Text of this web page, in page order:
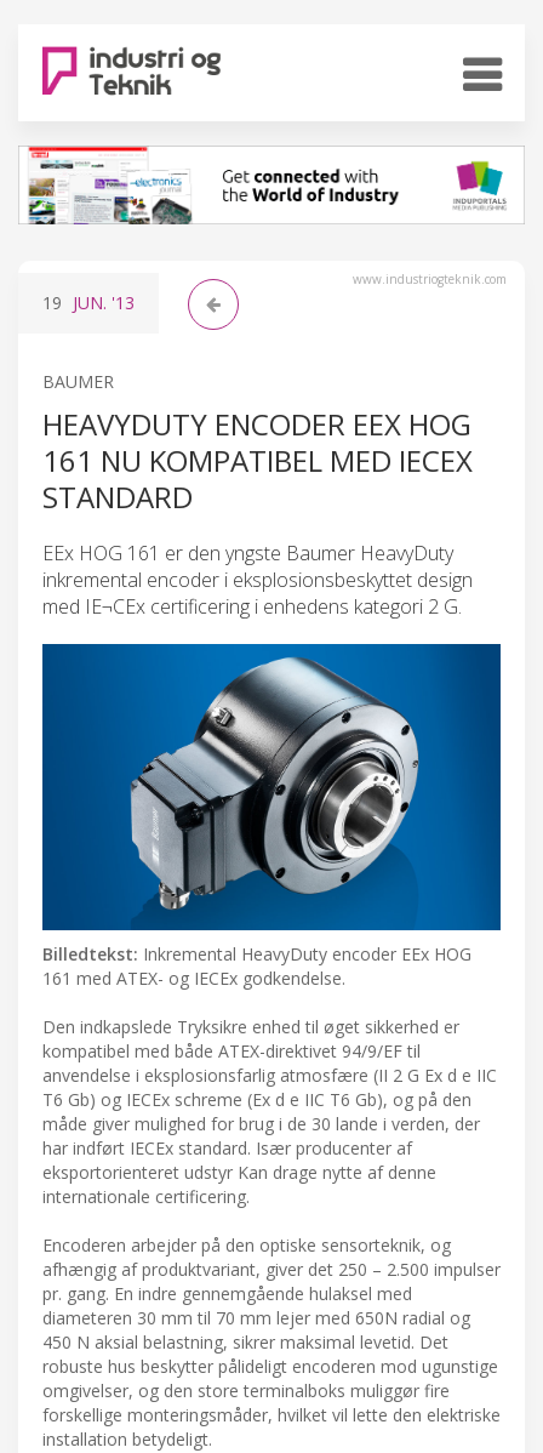
www.industriogteknik.com
19 JUN. '13
BAUMER
HEAVYDUTY ENCODER EEX HOG
161 NU KOMPATIBEL MED IECEX
STANDARD
EEx HOG 161 er den yngste Baumer HeavyDuty
inkremental encoder i eksplosionsbeskyttet design
med IE¬CEx certificering i enhedens kategori 2 G.
Billedtekst: Inkremental HeavyDuty encoder EEx HOG
161 med ATEX- og IECEx godkendelse.
Den indkapslede Tryksikre enhed til øget sikkerhed er
kompatibel med både ATEX-direktivet 94/9/EF til
anvendelse i eksplosionsfarlig atmosfære (II 2 G Ex d e IIC
T6 Gb) og IECEx schreme (Ex d e IIC T6 Gb), og på den
måde giver mulighed for brug i de 30 lande i verden, der
har indført IECEx standard. Især producenter af
eksportorienteret udstyr Kan drage nytte af denne
internationale certificering.
Encoderen arbejder på den optiske sensorteknik, og
afhængig af produktvariant, giver det 250 – 2.500 impulser
pr. gang. En indre gennemgående hulaksel med
diameteren 30 mm til 70 mm lejer med 650N radial og
450 N aksial belastning, sikrer maksimal levetid. Det
robuste hus beskytter pålideligt encoderen mod ugunstige
omgivelser, og den store terminalboks muliggør fire
forskellige monteringsmåder, hvilket vil lette den elektriske
installation betydeligt.